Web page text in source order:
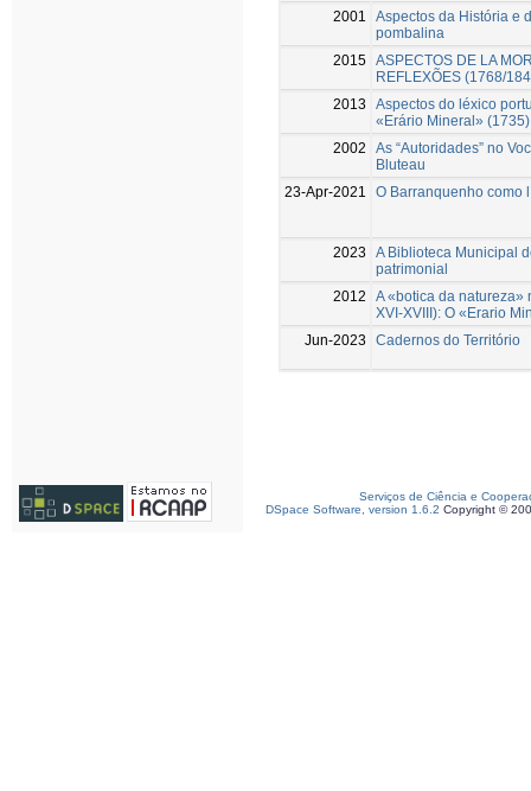
2001
Aspectos da História e
pombalina
2015 ASPECTOS DE LA
REFLEXÕES (1768/
2013
Aspectos do léxico
«Erário Mineral»
2002
As “Autoridades” no
Bluteau
23-Apr-2021
O Barranquenho como
2023
A Biblioteca Municipal
patrimonial
2012
A «botica da natureza»
XVI-XVIII): O «Erario
Jun-2023
Cadernos do Território
Serviços de Ciência e
DSpace Software, version 1.6.2 Copyright ©